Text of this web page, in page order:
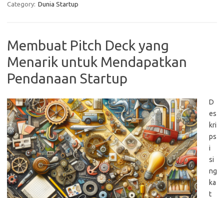
Category: Dunia Startup
Membuat Pitch Deck yang
Menarik untuk Mendapatkan
Pendanaan Startup
D
es
kri
ps
i
si
ng
ka
t